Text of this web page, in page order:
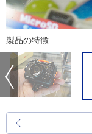
製品の特徴